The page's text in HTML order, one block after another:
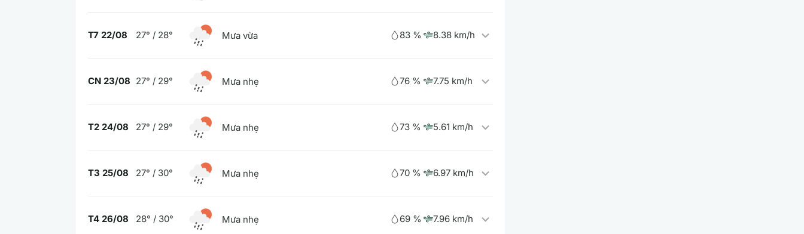
T7 22/08 27° / 28° Mưa vừa 83 % 8.38 km/h
CN 23/08 27° / 29° Mưa nhẹ 76 % 7.75 km/h
T2 24/08 27° / 29° Mưa nhẹ 73 % 5.61 km/h
T3 25/08 27° / 30° Mưa nhẹ 70 % 6.97 km/h
T4 26/08 28° / 30° Mưa nhẹ 69 % 7.96 km/h